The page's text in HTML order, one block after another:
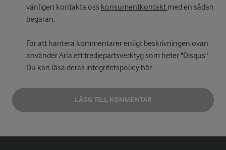
vänligen kontakta oss konsumentkontakt med en sådan
begäran.
För att hantera kommentarer enligt beskrivningen ovan
använder Arla ett tredjepartsverktyg som heter "Disqus".
Du kan läsa deras integritetspolicy här.
LÄGG TILL KOMMENTAR